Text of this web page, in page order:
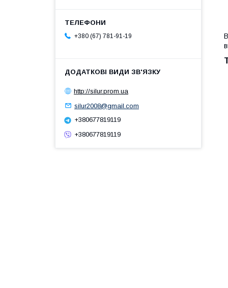
+380 (67) 781-91-19
http://silur.prom.ua
silur2008@gmail.com
+380677819119
+380677819119